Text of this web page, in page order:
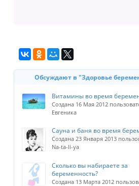
Обсуждают в "Здоровье
Витамины во время
Создана 16 Мая 2012
Евгеника
Сауна и баня во время
Создана 23 Января 2013
Na-ta-li-ya
Сколько вы набираете за
беременность?
Создана 13 Марта 2012